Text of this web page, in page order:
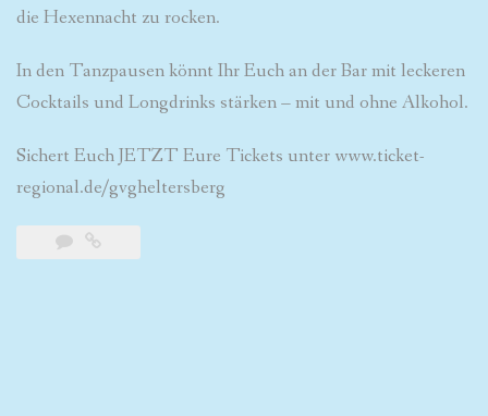
die Hexennacht zu rocken.
In den Tanzpausen könnt Ihr Euch an der Bar mit leckeren
Cocktails und Longdrinks stärken – mit und ohne Alkohol.
Sichert Euch JETZT Eure Tickets unter www.ticket-
regional.de/gvgheltersberg